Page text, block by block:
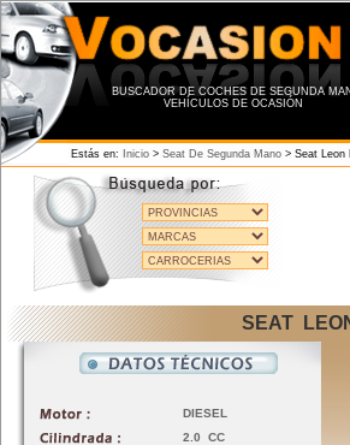
BUSCADOR DE COCHES DE SEGUNDA
VEHÍCULOS DE OCASIÓN
Estás en: Inicio > Seat De Segunda Mano > Seat Leon
SEAT
DIESEL
2.0 CC